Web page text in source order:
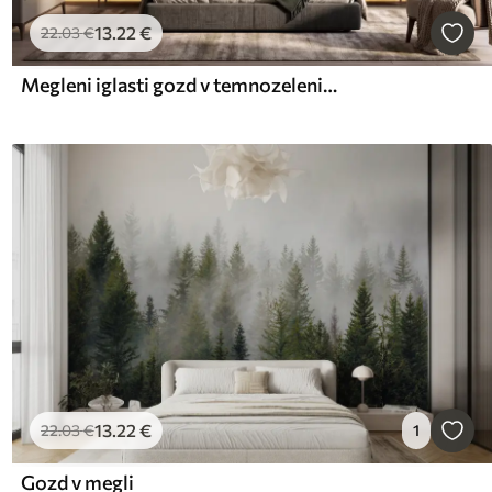
22.03€13.22€
Megleni iglasti gozd v temnozelenih odtenkih v slogu akvarela
22.03€13.22 € 1
Gozd v megli